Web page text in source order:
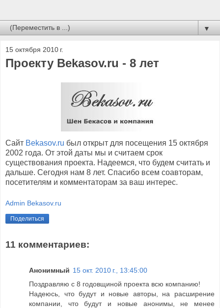
▼
15 октября 2010 г.
Проекту Bekasov.ru - 8 лет
Сайт Bekasov.ru был открыт для посещения 15 октября
2002 года. От этой даты мы и считаем срок
существования проекта. Надеемся, что будем считать и
дальше. Сегодня нам 8 лет. Спасибо всем соавторам,
посетителям и комментаторам за ваш интерес.
Admin Bekasov.ru
Поделиться
11 комментариев:
Анонимный 15 окт. 2010 г., 13:45:00
Поздравляю с 8 годовщиной проекта всю компанию!
Надеюсь, что будут и новые авторы, на расширение
компании, что будут и новые анонимы, не менее